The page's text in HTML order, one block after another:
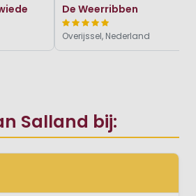
Salland bij:
De Weerribben
Overijssel, Nederland